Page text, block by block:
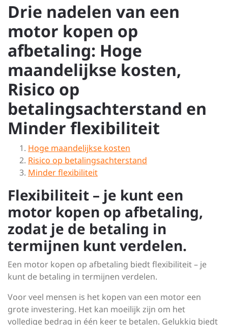
Drie nadelen van een
motor kopen op
afbetaling: Hoge
maandelijkse kosten,
Risico op
betalingsachterstand en
Minder flexibiliteit
Hoge maandelijkse kosten
Risico op betalingsachterstand
Minder flexibiliteit
Flexibiliteit – je kunt een
motor kopen op afbetaling,
zodat je de betaling in
termijnen kunt verdelen.
Een motor kopen op afbetaling biedt flexibiliteit – je
kunt de betaling in termijnen verdelen.
Voor veel mensen is het kopen van een motor een
grote investering. Het kan moeilijk zijn om het
volledige bedrag in één keer te betalen. Gelukkig biedt